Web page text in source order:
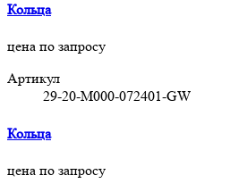
Кольца
цена по запросу
Артикул
29-20-M000-072401-GW
Кольца
цена по запросу